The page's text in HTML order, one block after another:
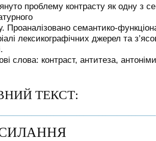
проблему контрасту як одну з
Проаналізовано семантико-
лексикографічних джерел та
слова: контраст, антитеза,
ТЕКСТ: